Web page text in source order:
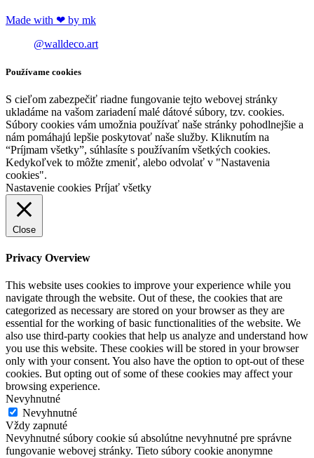
Made with ❤ by mk
@walldeco.art
Používame cookies
S cieľom zabezpečiť riadne fungovanie tejto webovej stránky
ukladáme na vašom zariadení malé dátové súbory, tzv. cookies.
Súbory cookies vám umožnia používať naše stránky pohodlnejšie a
nám pomáhajú lepšie poskytovať naše služby. Kliknutím na
“Príjmam všetky”, súhlasíte s používaním všetkých cookies.
Kedykoľvek to môžte zmeniť, alebo odvolať v "Nastavenia
cookies".
Nastavenie cookies Príjať všetky
Close
Privacy Overview
This website uses cookies to improve your experience while you
navigate through the website. Out of these, the cookies that are
categorized as necessary are stored on your browser as they are
essential for the working of basic functionalities of the website. We
also use third-party cookies that help us analyze and understand how
you use this website. These cookies will be stored in your browser
only with your consent. You also have the option to opt-out of these
cookies. But opting out of some of these cookies may affect your
browsing experience.
Nevyhnutné
Nevyhnutné
Vždy zapnuté
Nevyhnutné súbory cookie sú absolútne nevyhnutné pre správne
fungovanie webovej stránky. Tieto súbory cookie anonymne